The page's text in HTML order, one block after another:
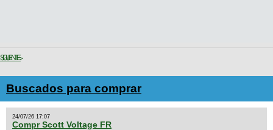
SIGUIENTE >
Buscados para comprar
24/07/26 17:07
Compr Scott Voltage FR